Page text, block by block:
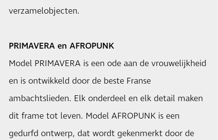
verzamelobjecten.
PRIMAVERA en AFROPUNK
Model PRIMAVERA is een ode aan de vrouwelijkheid
en is ontwikkeld door de beste Franse
ambachtslieden. Elk onderdeel en elk detail maken
dit frame tot leven. Model AFROPUNK is een
gedurfd ontwerp, dat wordt gekenmerkt door de